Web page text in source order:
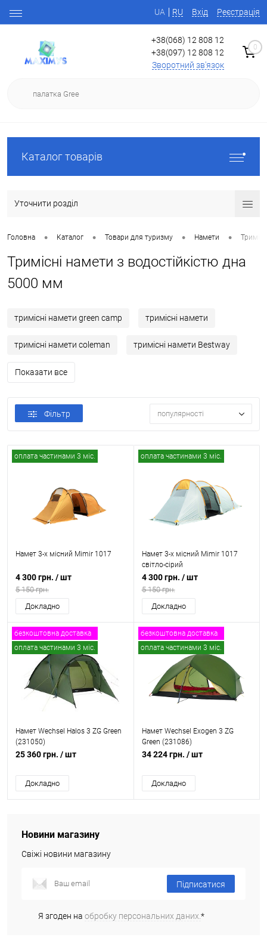
UA RU Вхід Реєстрація
+38(068) 12 808 12
+38(097) 12 808 12
Зворотний зв'язок
0
Каталог товарів
Уточнити розділ
Головна • Каталог • Товари для туризму • Намети •
Тримісні намети з водостійкістю дна
5000 мм
тримісні намети green camp тримісні намети
тримісні намети coleman тримісні намети Bestway
Показати все
Фільтр популярності
оплата частинами 3 міс.
Намет 3-х місний Mimir 1017
4 300 грн. / шт
5 150 грн.
Докладно
оплата частинами 3 міс.
Намет 3-х місний Mimir 1017
світло-сірий
4 300 грн. / шт
5 150 грн.
Докладно
безкоштовна доставка
оплата частинами 3 міс.
Намет Wechsel Halos 3 ZG Green
(231050)
25 360 грн. / шт
Докладно
безкоштовна доставка
оплата частинами 3 міс.
Намет Wechsel Exogen 3 ZG
Green (231086)
34 224 грн. / шт
Докладно
Новини магазину
Свіжі новини магазину
Підписатися
Я згоден на обробку персональних даних.*